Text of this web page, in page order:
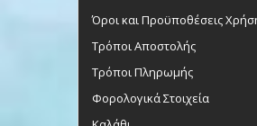
Όροι και Προϋποθέσεις
Τρόποι Αποστολής
Τρόποι Πληρωμής
Φορολογικά Στοιχεία